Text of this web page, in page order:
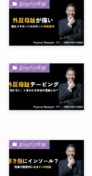
足ゆびの学校
足ゆびの学校
足ゆびの学校